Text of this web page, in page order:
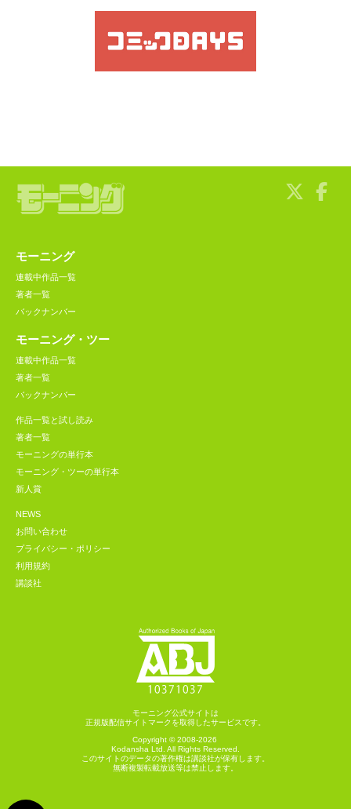
モーニング
連載中作品一覧
著者一覧
バックナンバー
モーニング・ツー
連載中作品一覧
著者一覧
バックナンバー
作品一覧と試し読み
著者一覧
モーニングの単行本
モーニング・ツーの単行本
新人賞
NEWS
お問い合わせ
プライバシー・ポリシー
利用規約
講談社
モーニング公式サイトは
正規版配信サイトマークを取得したサービスです。
Copyright © 2008-2026
Kodansha Ltd. All Rights Reserved.
このサイトのデータの著作権は講談社が保有します。
無断複製転載放送等は禁止します。